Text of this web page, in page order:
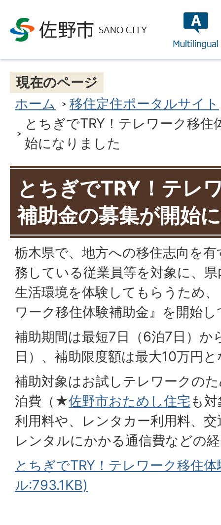
現在のページ
ホーム
移住定住ポータルサイト
とちぎでTRY！テレワーク移住
始になりました
とちぎでTRY！テレ
補助金の募集が開始
栃木県で、地方への移住志向を
務している従業員等を対象に、
生活環境を体験してもらうため
ワーク移住体験補助金』を開始
補助期間は最短7日（6泊7日）か
日）、補助限度額は最大10万円
補助対象はお試しテレワークの
泊費（★佐野市おためし住宅も
利用料や、レンタカー利用料、
レンタルにかかる通信費などの
とちぎでTRY！テレワーク移住
ル:793.1KB)